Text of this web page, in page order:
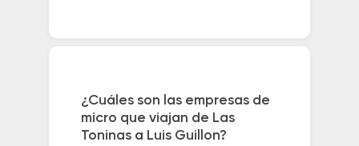
¿Cuáles son las empresas de
micro que viajan de Las
Toninas a Luis Guillon?